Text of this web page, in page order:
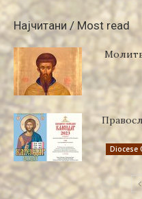
Најчитани / Most read
Diocese